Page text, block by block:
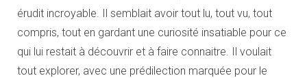
érudit incroyable. Il semblait avoir tout lu, tout vu, tout
compris, tout en gardant une curiosité insatiable pour ce
qui lui restait à découvrir et à faire connaitre. Il voulait
tout explorer, avec une prédilection marquée pour le